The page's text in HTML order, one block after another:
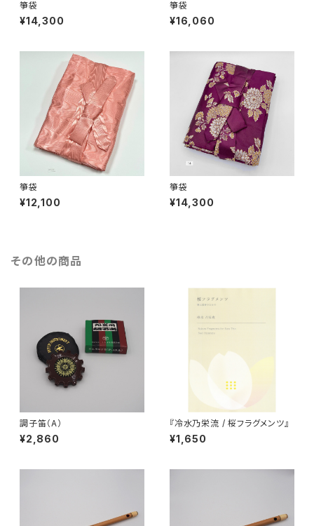
箏袋
¥14,300
箏袋
¥16,060
箏袋
¥12,100
箏袋
¥14,300
その他の商品
調子笛（A）
¥2,860
『冷水乃栄流 / 桜フラグメンツ』
¥1,650